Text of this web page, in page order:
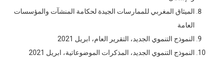
الميثاق المغربي للممارسات الجيدة لحكامة المنشآت والمؤسسات
العامة
النموذج التنموي الجديد، التقرير العام، ابريل 2021
النموذج التنموي الجديد، المذكرات الموضوعاتية، ابريل 2021